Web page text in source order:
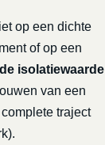
op een dichte
of op een
isolatiewaarde
van een
traject